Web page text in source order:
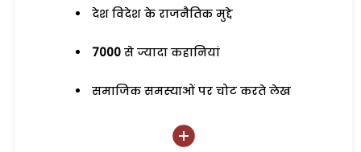
देश विदेश के राजनैतिक मुद्दे
7000 से ज्यादा कहानियां
समाजिक समस्याओं पर चोट करते लेख